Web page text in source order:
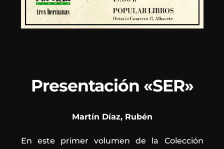
Presentación «SER»
Martín Díaz, Rubén
En este primer volumen de la Colección